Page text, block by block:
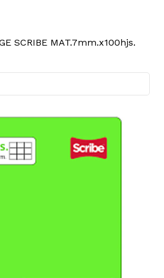
SCRIBE MAT.7mm.x100hjs.